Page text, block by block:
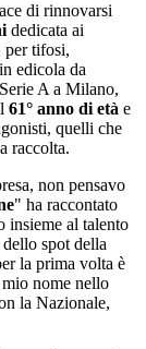
di rinnovarsi
dedicata ai
per tifosi,
edicola da
A a Milano,
61° anno di età e
quelli che
raccolta.
non pensavo
" ha raccontato
insieme al talento
spot della
la prima volta è
nome nello
la Nazionale,